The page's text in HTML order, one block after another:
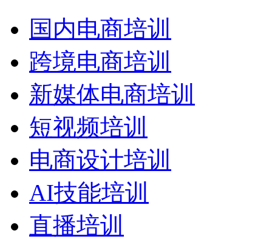
国内电商培训
跨境电商培训
新媒体电商培训
短视频培训
电商设计培训
AI技能培训
直播培训